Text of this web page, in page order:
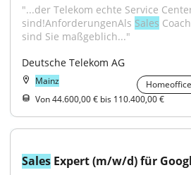
"...der Telekom echte Service
sind!AnforderungenAls Sales
sind Sie maßgeblich..."
Deutsche Telekom AG
Mainz Homeoffice
Von 44.600,00 € bis 110.400,00 €
Sales Expert (m/w/d) für